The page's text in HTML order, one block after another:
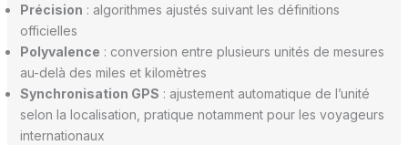
Précision : algorithmes ajustés suivant les définitions
officielles
Polyvalence : conversion entre plusieurs unités de mesures
au-delà des miles et kilomètres
Synchronisation GPS : ajustement automatique de l’unité
selon la localisation, pratique notamment pour les voyageurs
internationaux